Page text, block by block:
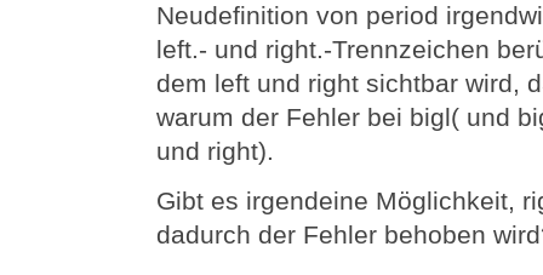
Neudefinition von period
left.- und right.-Trennzeichen
dem left und right sichtbar wird,
warum der Fehler bei bigl( und
und right).
Gibt es irgendeine Möglichkeit,
dadurch der Fehler behoben